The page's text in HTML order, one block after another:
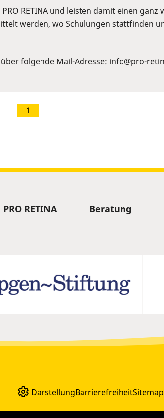
RETINA und leisten damit einen
werden, wo Schulungen stattfinden
folgende Mail-Adresse: info@pro-
1
PRO RETINA Beratung
DarstellungBarrierefreiheitSitemap